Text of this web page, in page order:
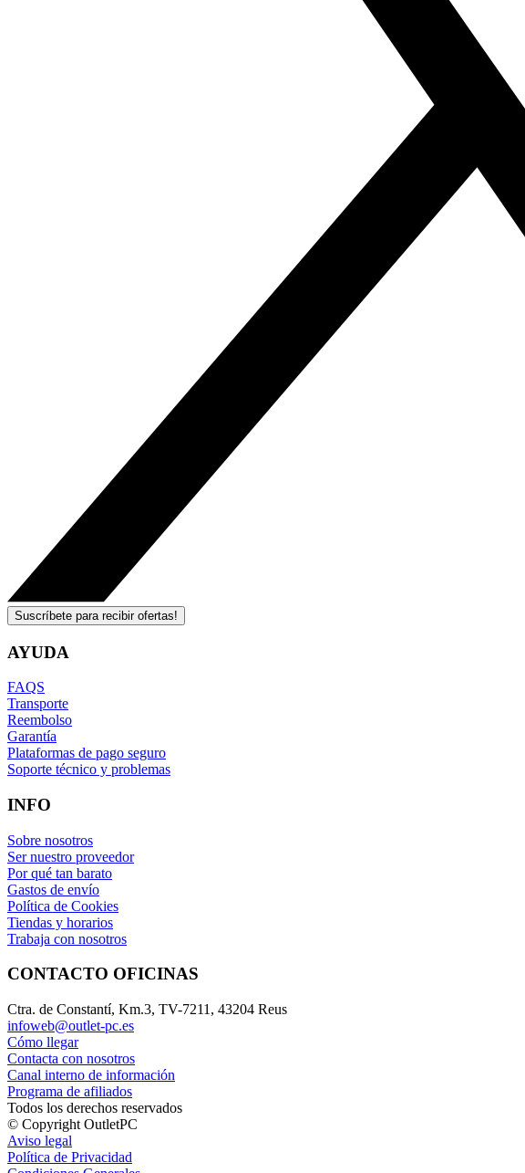
Suscríbete para recibir ofertas!
AYUDA
FAQS
Transporte
Reembolso
Garantía
Plataformas de pago seguro
Soporte técnico y problemas
INFO
Sobre nosotros
Ser nuestro proveedor
Por qué tan barato
Gastos de envío
Política de Cookies
Tiendas y horarios
Trabaja con nosotros
CONTACTO OFICINAS
Ctra. de Constantí, Km.3, TV-7211, 43204 Reus
infoweb@outlet-pc.es
Cómo llegar
Contacta con nosotros
Canal interno de información
Programa de afiliados
Todos los derechos reservados
© Copyright OutletPC
Aviso legal
Política de Privacidad